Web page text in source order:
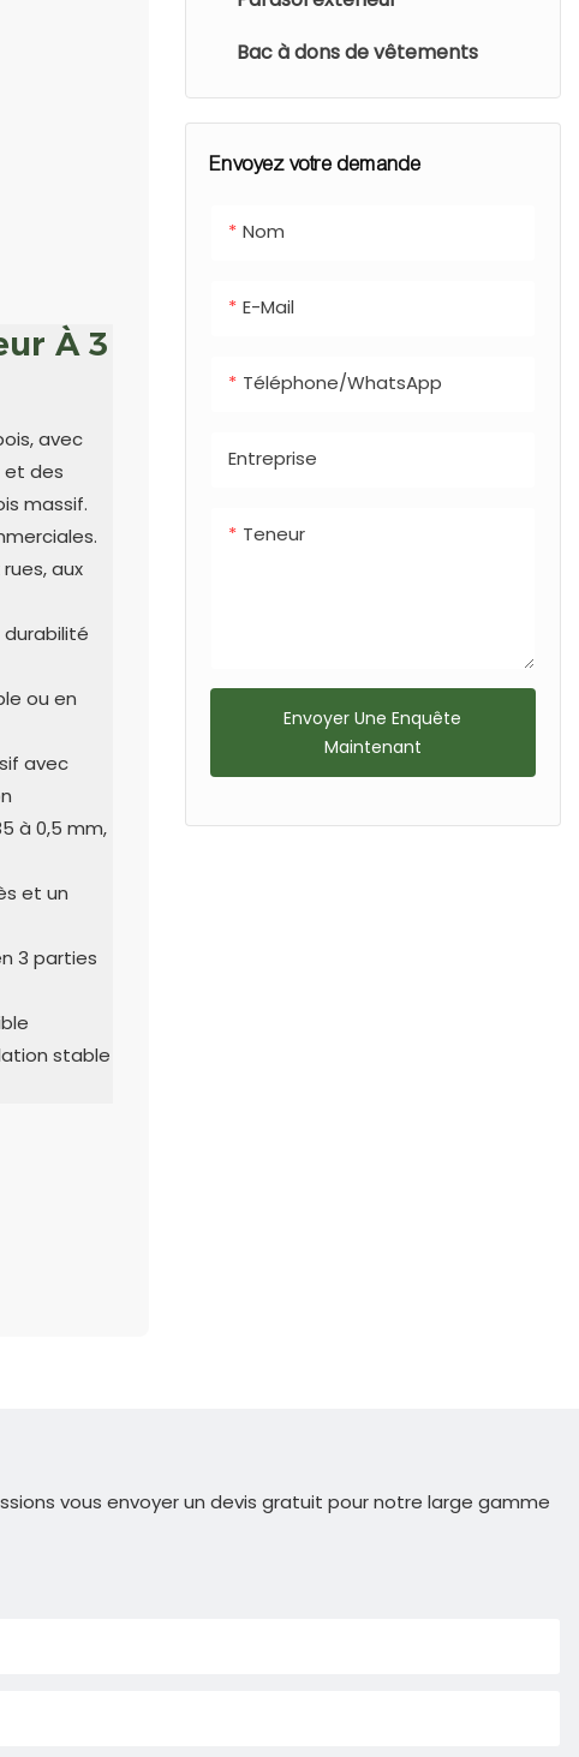
À 3
avec
et des
massif.
aux
durabilité
ou en
avec
à 0,5 mm,
et un
3 parties
stable
l'élimination des
(en option), ce qui
urbain ou de loisirs.
Bac à dons de vêtements
Envoyez votre demande
Nom
E-Mail
Téléphone/WhatsApp
Entreprise
Teneur
Envoyer Une Enquête
Maintenant
vous envoyer un devis gratuit pour notre large gamme